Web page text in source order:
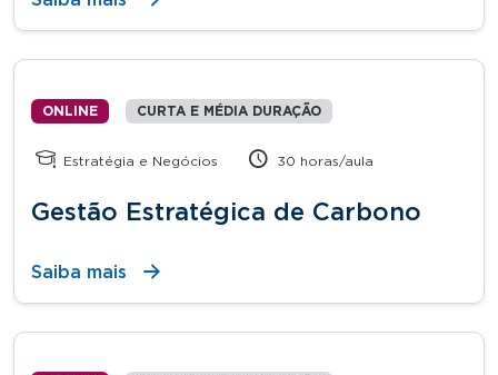
ONLINE CURTA E MÉDIA DURAÇÃO
Estratégia e Negócios 30 horas/aula
Gestão Estratégica de Carbono
Saiba mais